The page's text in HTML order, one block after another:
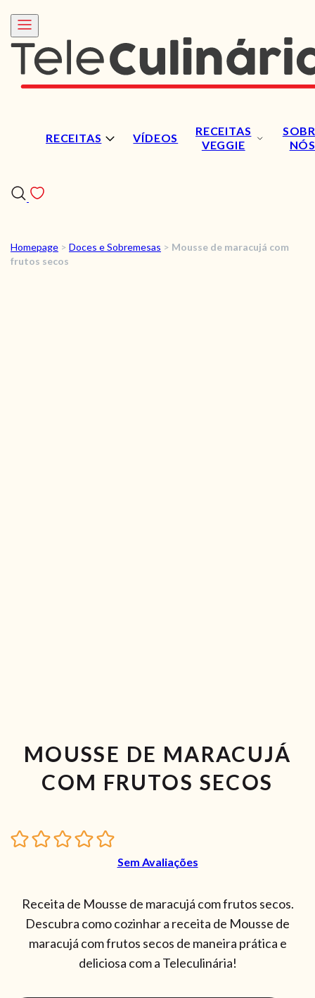
RECEITAS VÍDEOS
RECEITAS
VEGGIE
NÓS
RECEITAS
Homepage > Doces e Sobremesas > Mousse de maracujá com
frutos secos
MOUSSE DE MARACUJÁ
COM FRUTOS SECOS
Sem Avaliações
Receita de Mousse de maracujá com frutos secos.
Descubra como cozinhar a receita de Mousse de
maracujá com frutos secos de maneira prática e
deliciosa com a Teleculinária!